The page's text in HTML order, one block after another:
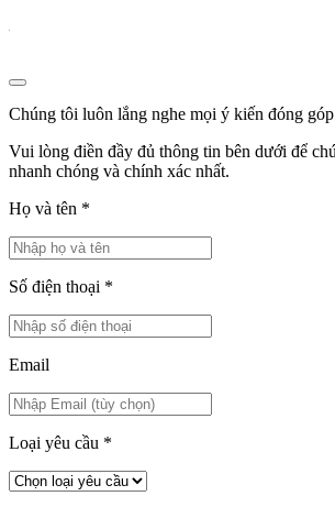
Chúng tôi luôn lắng nghe mọi ý kiến đóng
Vui lòng điền đầy đủ thông tin bên dưới để
nhanh chóng và chính xác nhất.
Họ và tên *
Số điện thoại *
Email
Loại yêu cầu *